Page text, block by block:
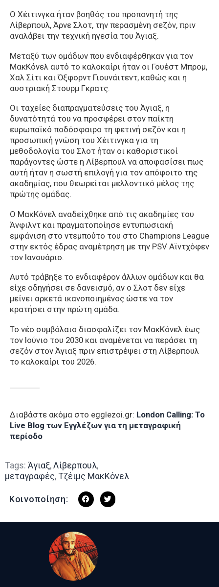
Ο Χέιτινγκα ήταν βοηθός του προπονητή της
Λίβερπουλ, Άρνε Σλοτ, την περασμένη σεζόν, πριν
αναλάβει την τεχνική ηγεσία του Άγιαξ.
Μεταξύ των ομάδων που ενδιαφέρθηκαν για τον
ΜακΚόνελ αυτό το καλοκαίρι ήταν οι Γουέστ Μπρομ,
Χαλ Σίτι και Όξφορντ Γιουνάιτεντ, καθώς και η
αυστριακή Στουρμ Γκρατς.
Οι ταχείες διαπραγματεύσεις του Άγιαξ, η
δυνατότητά του να προσφέρει στον παίκτη
ευρωπαϊκό ποδόσφαιρο τη φετινή σεζόν και η
προσωπική γνώση του Χέιτινγκα για τη
μεθοδολογία του Σλοτ ήταν οι καθοριστικοί
παράγοντες ώστε η Λίβερπουλ να αποφασίσει πως
αυτή ήταν η σωστή επιλογή για τον απόφοιτο της
ακαδημίας, που θεωρείται μελλοντικό μέλος της
πρώτης ομάδας.
Ο ΜακΚόνελ αναδείχθηκε από τις ακαδημίες του
Άνφιλντ και πραγματοποίησε εντυπωσιακή
εμφάνιση στο ντεμπούτο του στο Champions League
στην εκτός έδρας αναμέτρηση με την PSV Αϊντχόφεν
τον Ιανουάριο.
Αυτό τράβηξε το ενδιαφέρον άλλων ομάδων και θα
είχε οδηγήσει σε δανεισμό, αν ο Σλοτ δεν είχε
μείνει αρκετά ικανοποιημένος ώστε να τον
κρατήσει στην πρώτη ομάδα.
Το νέο συμβόλαιο διασφαλίζει τον ΜακΚόνελ έως
τον Ιούνιο του 2030 και αναμένεται να περάσει τη
σεζόν στον Άγιαξ πριν επιστρέψει στη Λίβερπουλ
το καλοκαίρι του 2026.
Διαβάστε ακόμα στο egglezoi.gr: London Calling: To
Live Blog των Εγγλέζων για τη μεταγραφική
περίοδο
Tags: Άγιαξ,Λίβερπουλ,
μεταγραφές,Τζέιμς ΜακΚόνελ
Κοινοποίηση: